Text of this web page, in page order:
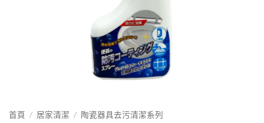
首頁 / 居家清潔 / 陶瓷器具去污清潔系列